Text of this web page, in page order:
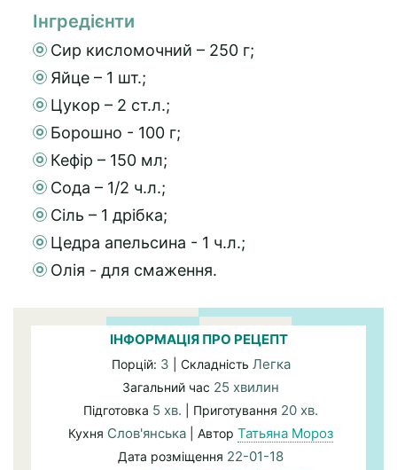
Інгредієнти
Сир кисломочний – 250 г;
Яйце – 1 шт.;
Цукор – 2 ст.л.;
Борошно - 100 г;
Кефір – 150 мл;
Сода – 1/2 ч.л.;
Сіль – 1 дрібка;
Цедра апельсина - 1 ч.л.;
Олія - для смаження.
ІНФОРМАЦІЯ ПРО РЕЦЕПТ
Порцій: 3 | Складність Легка
Загальний час 25 хвилин
Підготовка 5 хв. | Приготування 20 хв.
Кухня Слов'янська | Автор Татьяна Мороз
Дата розміщення 22-01-18